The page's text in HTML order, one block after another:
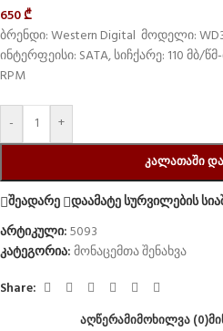
650₾
ბრენდი: Western Digital მოდელი:
ინტერფეისი: SATA, სიჩქარე: 110 მბ/
RPM
- +
ᲙᲐᲚᲐᲗᲐᲨᲘ
შეადარე დაამატე სურვილების
არტიკული:5093
კატეგორია:მონაცემთა შენახვა
Share:
ᲐᲦᲬᲔᲠᲐᲛᲘᲛᲝᲮᲘᲚᲕᲐ (0)